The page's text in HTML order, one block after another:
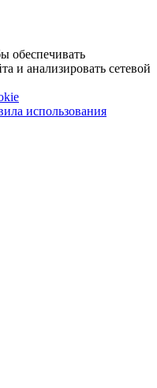
обеспечивать
и анализировать сетевой
использования